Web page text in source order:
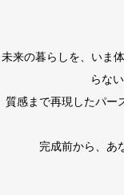
未来の暮らしを、いま
らな
質感まで再現したパー
完成前から、あ